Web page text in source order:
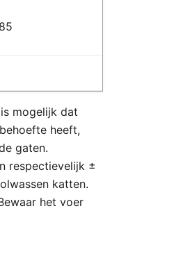
mogelijk dat
heeft,
gaten.
respectievelijk ±
katten.
het voer